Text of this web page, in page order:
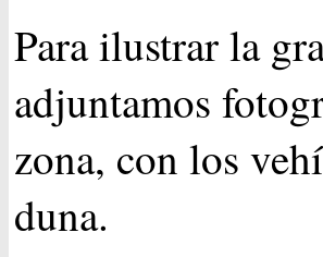
Para ilustrar la
adjuntamos
zona, con los
duna.